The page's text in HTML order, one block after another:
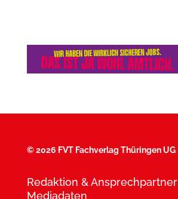
©2026 FVT Fachverlag Thüringen UG
Redaktion & Ansprechpartner
Mediadaten